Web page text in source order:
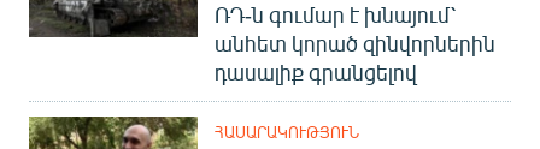
ՓՈԴՔԱՍԹ
English
ՌԴ-ն գումար է խնայում՝
անհետ կորած զինվորներին
դասալիք գրանցելով
ՀԱՍԱՐԱԿՈՒԹՅՈՒՆ